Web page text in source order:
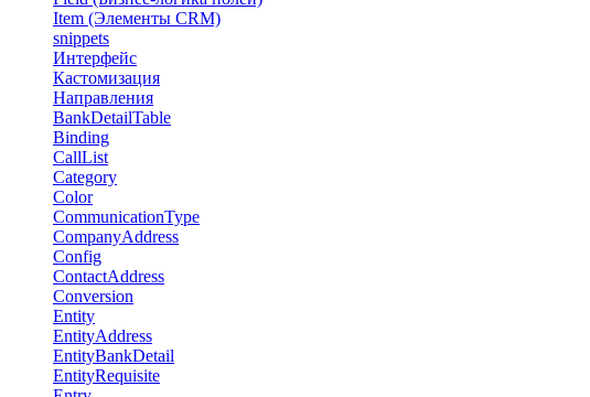
Item (Элементы CRM)
snippets
Интерфейс
Кастомизация
Направления
BankDetailTable
Binding
CallList
Category
Color
CommunicationType
CompanyAddress
Config
ContactAddress
Conversion
Entity
EntityAddress
EntityBankDetail
EntityRequisite